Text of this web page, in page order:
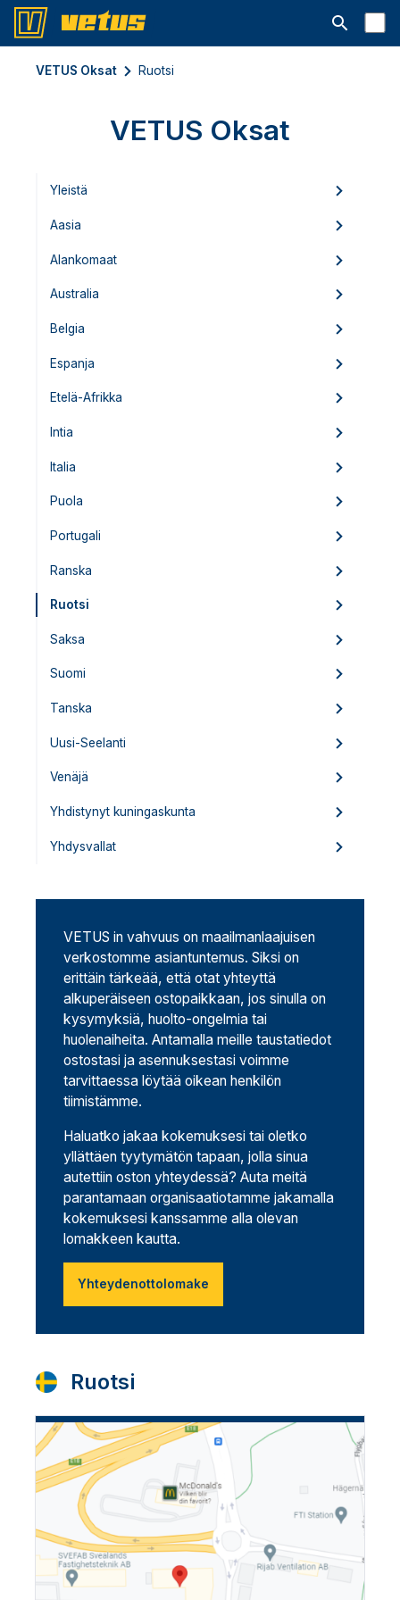
Avaa
VETUS Oksat Ruotsi
VETUS Oksat
Yleistä
Aasia
Alankomaat
Australia
Belgia
Espanja
Etelä-Afrikka
Intia
Italia
Puola
Portugali
Ranska
Ruotsi
Saksa
Suomi
Tanska
Uusi-Seelanti
Venäjä
Yhdistynyt kuningaskunta
Yhdysvallat
VETUS in vahvuus on maailmanlaajuisen
verkostomme asiantuntemus. Siksi on
erittäin tärkeää, että otat yhteyttä
alkuperäiseen ostopaikkaan, jos sinulla on
kysymyksiä, huolto-ongelmia tai
huolenaiheita. Antamalla meille taustatiedot
ostostasi ja asennuksestasi voimme
tarvittaessa löytää oikean henkilön
tiimistämme.
Haluatko jakaa kokemuksesi tai oletko
yllättäen tyytymätön tapaan, jolla sinua
autettiin oston yhteydessä? Auta meitä
parantamaan organisaatiotamme jakamalla
kokemuksesi kanssamme alla olevan
lomakkeen kautta.
Yhteydenottolomake
Ruotsi